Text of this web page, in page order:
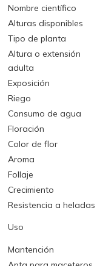
Nombre científico
Alturas disponibles
Tipo de planta
Altura o extensión
adulta
Exposición
Riego
Consumo de agua
Floración
Color de flor
Aroma
Follaje
Crecimiento
Resistencia a heladas
Uso
Mantención